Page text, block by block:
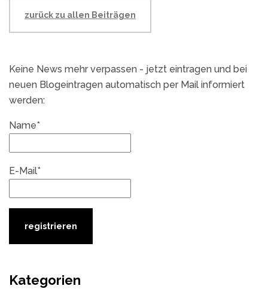
zurück zu allen Beiträgen
Keine News mehr verpassen - jetzt eintragen und bei
neuen Blogeintragen automatisch per Mail informiert
werden:
Name*
E-Mail*
Kategorien